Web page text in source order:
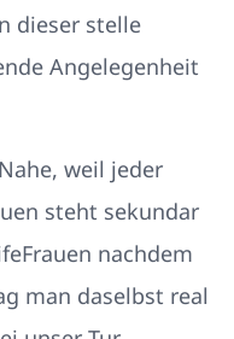
dieser stelle
Angelegenheit
weil jeder
steht sekundar
nachdem
man daselbst real